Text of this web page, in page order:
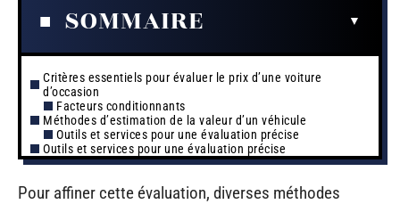
SOMMAIRE
Critères essentiels pour évaluer le prix d’une voiture
d’occasion
Facteurs conditionnants
Méthodes d’estimation de la valeur d’un véhicule
Outils et services pour une évaluation précise
Outils et services pour une évaluation précise
Pour affiner cette évaluation, diverses méthodes